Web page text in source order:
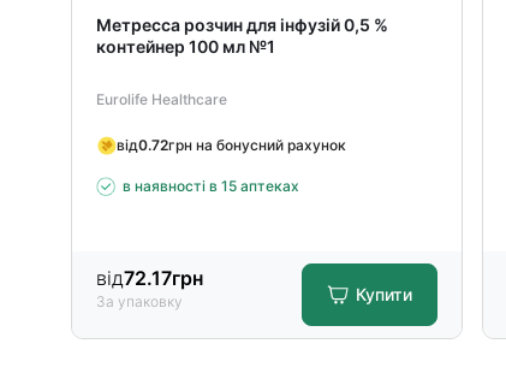
Метресса розчин для інфузій 0,5 %
контейнер 100 мл №1
Eurolife Healthcare
від0.72грн на бонусний рахунок
в наявності в 15 аптеках
від72.17грн
За упаковку Купити